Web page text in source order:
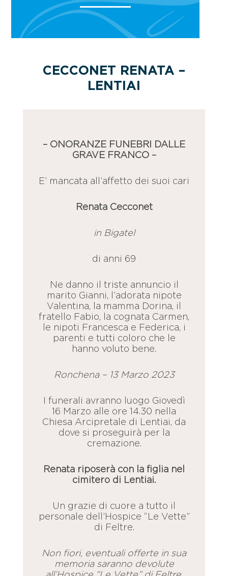
CECCONET RENATA –
LENTIAI
– ONORANZE FUNEBRI DALLE
GRAVE FRANCO –
E’ mancata all’affetto dei suoi cari
Renata Cecconet
in Bigatel
di anni 69
Ne danno il triste annuncio il
marito Gianni, l’adorata nipote
Valentina, la mamma Dorina, il
fratello Fabio, la cognata Carmen,
le nipoti Francesca e Federica, i
parenti e tutti coloro che le
hanno voluto bene.
Ronchena – 13 Marzo 2023
I funerali avranno luogo Giovedì
16 Marzo alle ore 14.30 nella
Chiesa Arcipretale di Lentiai, da
dove si proseguirà per la
cremazione.
Renata riposerà con la figlia nel
cimitero di Lentiai.
Un grazie di cuore a tutto il
personale dell’Hospice “Le Vette”
di Feltre.
Non fiori, eventuali offerte in sua
memoria saranno devolute